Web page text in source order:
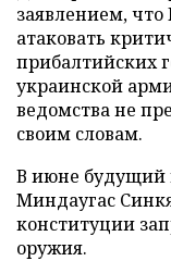
заявлением, что
атаковать
прибалтийских
украинской
ведомства не
своим словам.
В июне будущий
Миндаугас
конституции
оружия.